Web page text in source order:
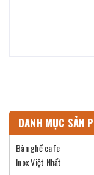
DANH MỤC SẢN
Bàn ghế cafe
Inox Việt Nhất